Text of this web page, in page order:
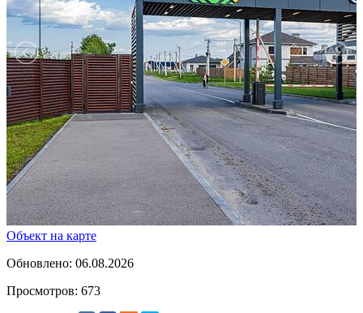
Объект на карте
Обновлено: 06.08.2026
Просмотров: 673